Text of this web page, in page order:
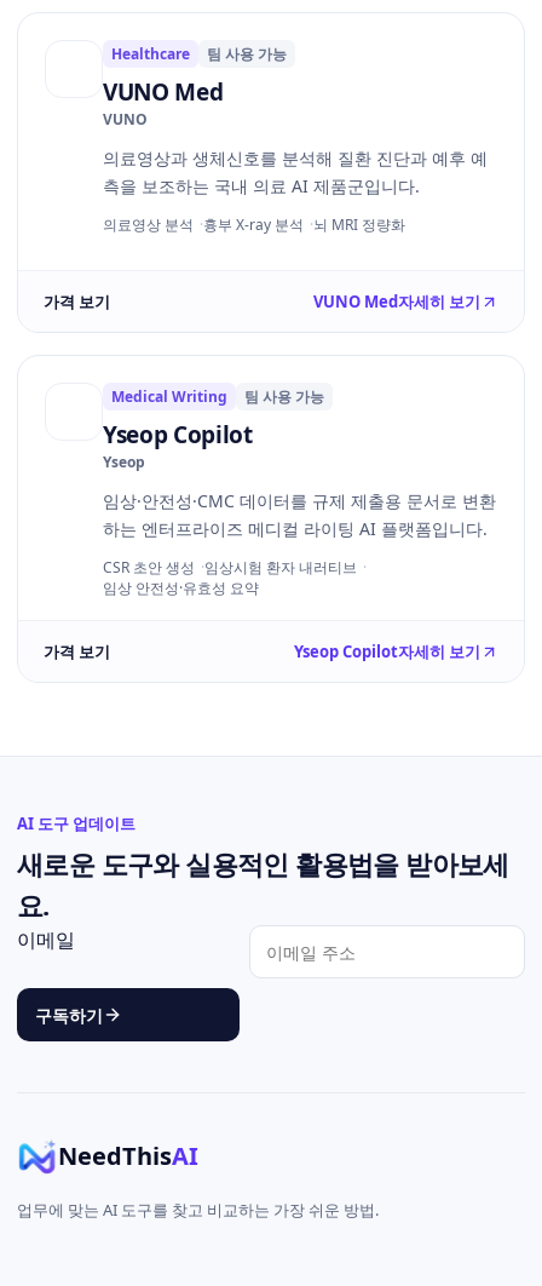
Healthcare 팀 사용 가능
VUNO Med
VUNO
의료영상과 생체신호를 분석해 질환 진단과 예후 예
측을 보조하는 국내 의료 AI 제품군입니다.
의료영상 분석 흉부 X-ray 분석 뇌 MRI 정량화
가격 보기 VUNO Med자세히 보기
Medical Writing 팀 사용 가능
Yseop Copilot
Yseop
임상·안전성·CMC 데이터를 규제 제출용 문서로 변환
하는 엔터프라이즈 메디컬 라이팅 AI 플랫폼입니다.
CSR 초안 생성 임상시험 환자 내러티브
임상 안전성·유효성 요약
가격 보기 Yseop Copilot자세히 보기
AI 도구 업데이트
새로운 도구와 실용적인 활용법을 받아보세
요.
이메일
구독하기
NeedThisAI
업무에 맞는 AI 도구를 찾고 비교하는 가장 쉬운 방법.